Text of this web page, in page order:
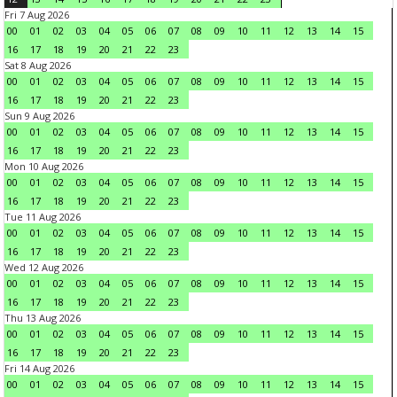
Fri 7 Aug 2026
00
01 02 03 04 05 06 07 08 09 10 11 12 13 14
15
16
17 18 19 20 21 22
23
Sat 8 Aug 2026
00
01 02 03 04 05 06 07 08 09 10 11 12 13 14
15
16
17 18 19 20 21 22
23
Sun 9 Aug 2026
00
01 02 03 04 05 06 07 08 09 10 11 12 13 14
15
16
17 18 19 20 21 22
23
Mon 10 Aug 2026
00
01 02 03 04 05 06 07 08 09 10 11 12 13 14
15
16
17 18 19 20 21 22
23
Tue 11 Aug 2026
00
01 02 03 04 05 06 07 08 09 10 11 12 13 14
15
16
17 18 19 20 21 22
23
Wed 12 Aug 2026
00
01 02 03 04 05 06 07 08 09 10 11 12 13 14
15
16
17 18 19 20 21 22
23
Thu 13 Aug 2026
00
01 02 03 04 05 06 07 08 09 10 11 12 13 14
15
16
17 18 19 20 21 22
23
Fri 14 Aug 2026
00
01 02 03 04 05 06 07 08 09 10 11 12 13 14
15